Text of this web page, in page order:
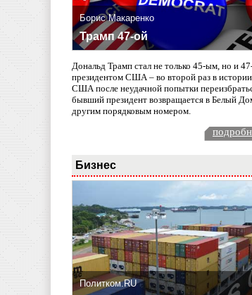
Борис Макаренко
Трамп 47-ой
Дональд Трамп стал не только 45-ым, но и
президентом США – во второй раз в истории
США после неудачной попытки
бывший президент возвращается в Белый
другим порядковым номером.
Бизнес
Политком.RU